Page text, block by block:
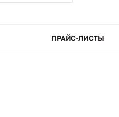
ПРАЙС-ЛИСТЫ